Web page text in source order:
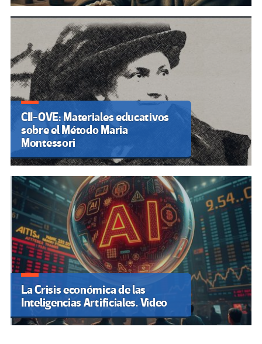
CII-OVE: Materiales educativos
sobre el Método Maria
Montessori
La Crisis económica de las
Inteligencias Artificiales. Video